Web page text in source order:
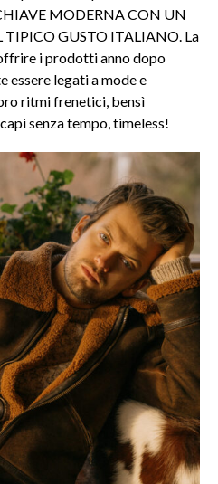
MODERNA CON UN
TIPICO GUSTO ITALIANO. La
i prodotti anno dopo
essere legati a mode e
ritmi frenetici, bensì
senza tempo, timeless!